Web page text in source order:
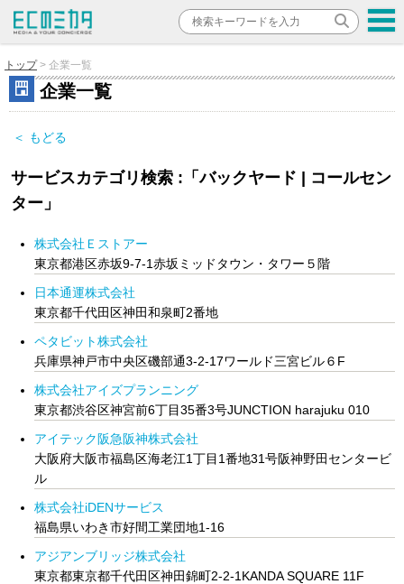
トップ 企業一覧
企業一覧
＜ もどる
サービスカテゴリ検索 :「バックヤード | コールセン
ター」
株式会社Ｅストアー
東京都港区赤坂9-7-1赤坂ミッドタウン・タワー５階
日本通運株式会社
東京都千代田区神田和泉町2番地
ペタビット株式会社
兵庫県神戸市中央区磯部通3‐2‐17ワールド三宮ビル６F
株式会社アイズプランニング
東京都渋谷区神宮前6丁目35番3号JUNCTION harajuku 010
アイテック阪急阪神株式会社
大阪府大阪市福島区海老江1丁目1番地31号阪神野田センタービ
ル
株式会社iDENサービス
福島県いわき市好間工業団地1-16
アジアンブリッジ株式会社
東京都東京都千代田区神田錦町2-2-1KANDA SQUARE 11F